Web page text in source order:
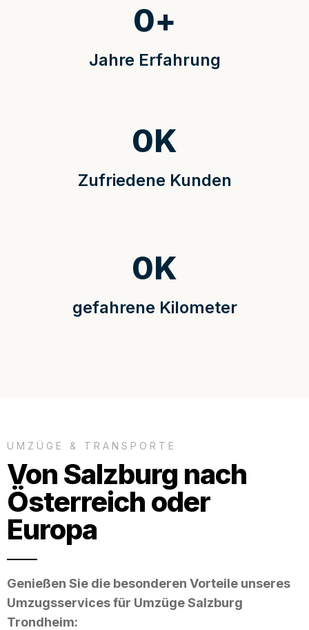
Jahre Erfahrung
0+
Zufriedene Kunden
0K
gefahrene Kilometer
0K
UMZÜGE & TRANSPORTE
Von Salzburg nach
Österreich oder
Europa
Genießen Sie die besonderen Vorteile unseres
Umzugsservices für Umzüge Salzburg
Trondheim: